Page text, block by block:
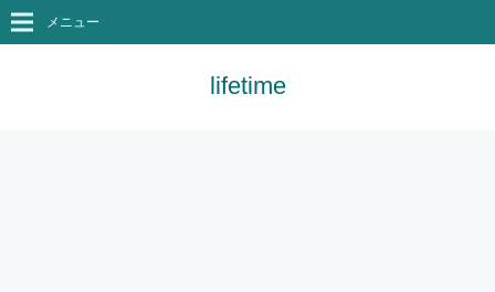
lifetime
メニュー